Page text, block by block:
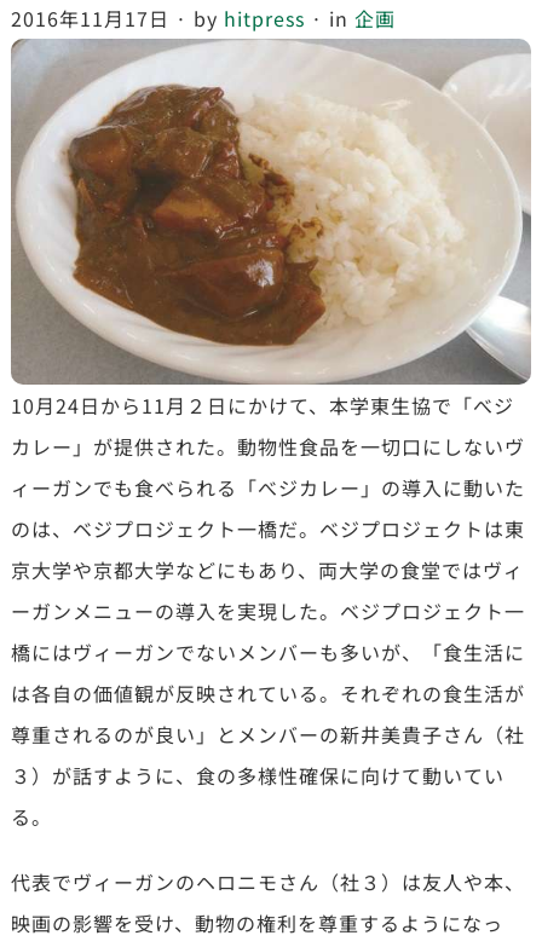
2016年11月17日 · by hitpress · in 企画
10月24日から11月２日にかけて、本学東生協で「べジ
カレー」が提供された。動物性食品を一切口にしないヴ
ィーガンでも食べられる「べジカレー」の導入に動いた
のは、ベジプロジェクト一橋だ。ベジプロジェクトは東
京大学や京都大学などにもあり、両大学の食堂ではヴィ
ーガンメニューの導入を実現した。ベジプロジェクト一
橋にはヴィーガンでないメンバーも多いが、「食生活に
は各自の価値観が反映されている。それぞれの食生活が
尊重されるのが良い」とメンバーの新井美貴子さん（社
３）が話すように、食の多様性確保に向けて動いてい
る。
代表でヴィーガンのヘロニモさん（社３）は友人や本、
映画の影響を受け、動物の権利を尊重するようになっ